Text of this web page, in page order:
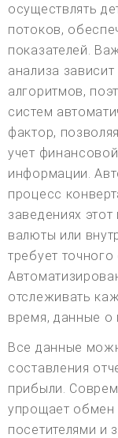
осуществлять
потоков,
показателей.
анализа
алгоритмов,
систем
фактор,
учет
информации.
процесс
заведениях
валюты или
требует
отслеживать
время, данные о
Все данные
составления
прибыли.
упрощает
посетителями и